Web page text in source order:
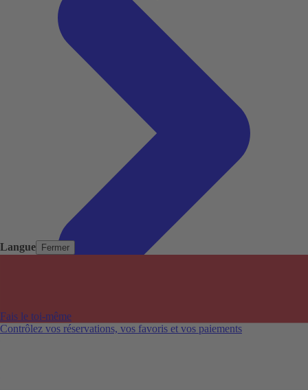
Langue Fermer
Fais le toi-même
Contrôlez vos réservations, vos favoris et vos paiements
Aéroports populaires
Villes populaires
Australie